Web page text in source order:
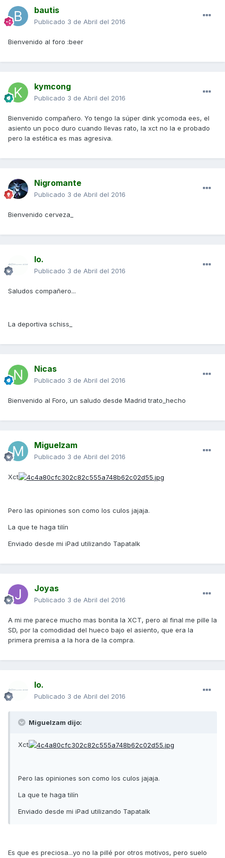
bautis
Publicado 3 de Abril del 2016
Bienvenido al foro :beer
kymcong
Publicado 3 de Abril del 2016
Bienvenido compañero. Yo tengo la súper dink ycomoda ees, el
asiento un poco duro cuando llevas rato, la xct no la e probado
pero la estética es mas agresiva.
Nigromante
Publicado 3 de Abril del 2016
Bienvenido cerveza_
Io.
Publicado 3 de Abril del 2016
Saludos compañero...
La deportiva schiss_
Nicas
Publicado 3 de Abril del 2016
Bienvenido al Foro, un saludo desde Madrid trato_hecho
Miguelzam
Publicado 3 de Abril del 2016
Xct
Pero las opiniones son como los culos jajaja.
La que te haga tilín
Enviado desde mi iPad utilizando Tapatalk
Joyas
Publicado 3 de Abril del 2016
A mi me parece mucho mas bonita la XCT, pero al final me pille la
SD, por la comodidad del hueco bajo el asiento, que era la
primera premisa a la hora de la compra.
Io.
Publicado 3 de Abril del 2016
Miguelzam dijo:
Xct
Pero las opiniones son como los culos jajaja.
La que te haga tilín
Enviado desde mi iPad utilizando Tapatalk
Es que es preciosa...yo no la pillé por otros motivos, pero suelo